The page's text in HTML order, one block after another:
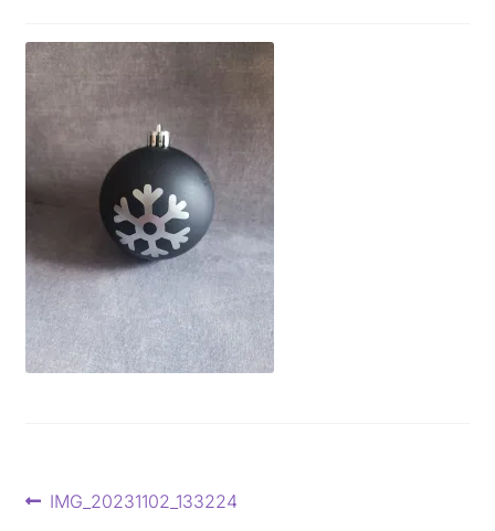
Beitragsnavigation
Vorheriger
IMG_20231102_133224